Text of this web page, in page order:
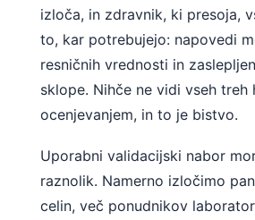
izloča, in zdravnik, ki presoja,
to, kar potrebujejo: napovedi
resničnih vrednosti in
sklope. Nihče ne vidi vseh treh
ocenjevanjem, in to je bistvo.
Uporabni validacijski nabor
raznolik. Namerno izločimo
celin, več ponudnikov